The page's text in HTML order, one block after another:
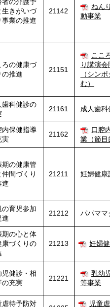
生きがいづ
事業の推進
21142
ねん
動事業
ろの健康づ
の推進
21151
ここ
り講演
（シン
む）
歯科健診の
21161 成人歯
内保健指導
実
21162
口腔
業（節目
期の健康管
仲間づくり
進
21211 妊婦健康
の育児参加
進
21212 パパママ
期の心と体
康づくりの
21213 妊婦
児健診・相
の充実
21221
乳幼
等事業
虐待予防対
児童